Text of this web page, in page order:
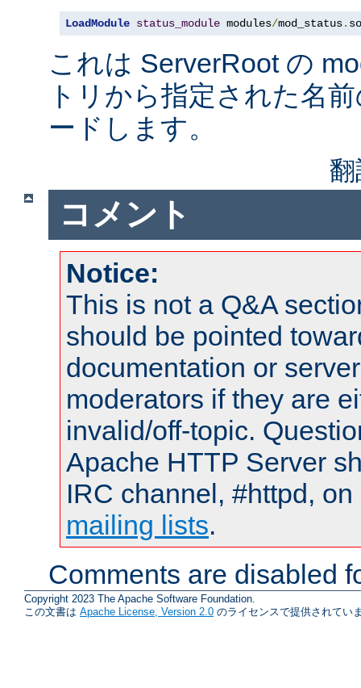
LoadModule status_module modules/mod_status. so
これは ServerRoot の
トリから指定された名
ードします。
コメント
Notice:
This is not a Q&A
should be pointed
documentation or
moderators if they are
invalid/off-topic.
Apache HTTP Server
IRC channel, #httpd,
mailing lists.
Comments are disabled
Copyright 2023 The Apache Software Foundation.
この文書は Apache License, Version 2.0 のライセンスで提供されてい